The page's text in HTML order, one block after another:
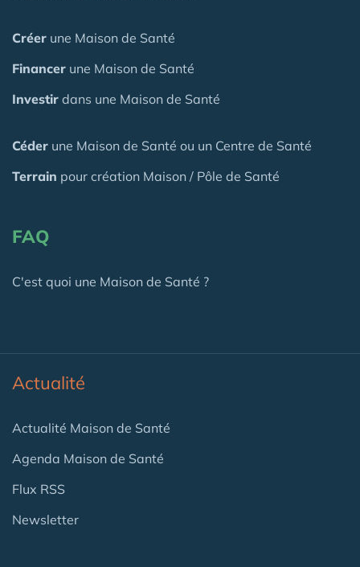
Créer une Maison de Santé
Financer une Maison de Santé
Investir dans une Maison de Santé
Céder une Maison de Santé ou un Centre de Santé
Terrain pour création Maison / Pôle de Santé
FAQ
C'est quoi une Maison de Santé ?
Actualité
Actualité Maison de Santé
Agenda Maison de Santé
Flux RSS
Newsletter